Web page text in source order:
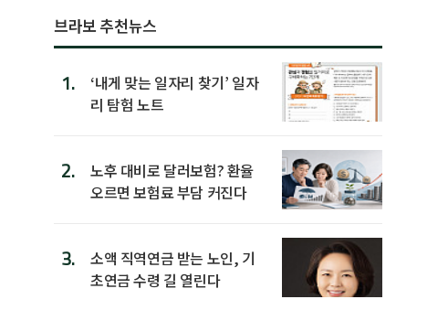
브라보 추천뉴스
1.
‘내게 맞는 일자리 찾기’ 일자
리 탐험 노트
2.
노후 대비로 달러보험? 환율
오르면 보험료 부담 커진다
3.
소액 직역연금 받는 노인, 기
초연금 수령 길 열린다